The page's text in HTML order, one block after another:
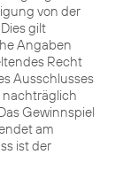
von der
gilt
Angaben
Recht
Ausschlusses
nachträglich
Gewinnspiel
am
ist der